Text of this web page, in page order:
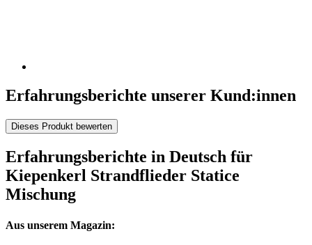
Erfahrungsberichte unserer Kund:innen
Dieses Produkt bewerten
Erfahrungsberichte in Deutsch für
Kiepenkerl Strandflieder Statice
Mischung
Aus unserem Magazin: